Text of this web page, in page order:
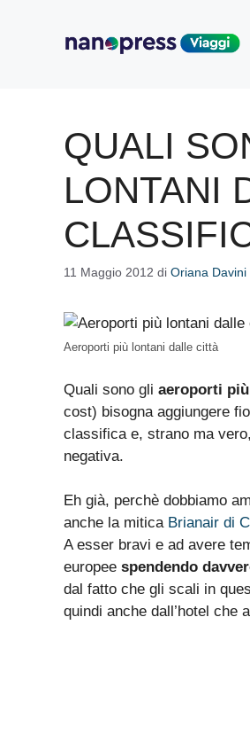
QUALI
LONTANI
11 Maggio 2012 di Oriana Davini
Aeroporti più lontani dalle città
Quali sono gli aeroporti
cost) bisogna aggiungere
classifica e, strano ma
negativa.
Eh già, perchè dobbiamo
anche la mitica Brianair di
A esser bravi e ad avere
europee spendendo
dal fatto che gli scali in
quindi anche dall’hotel che